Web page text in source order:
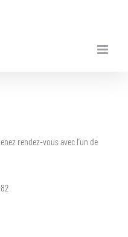
rendez-vous avec l’un de